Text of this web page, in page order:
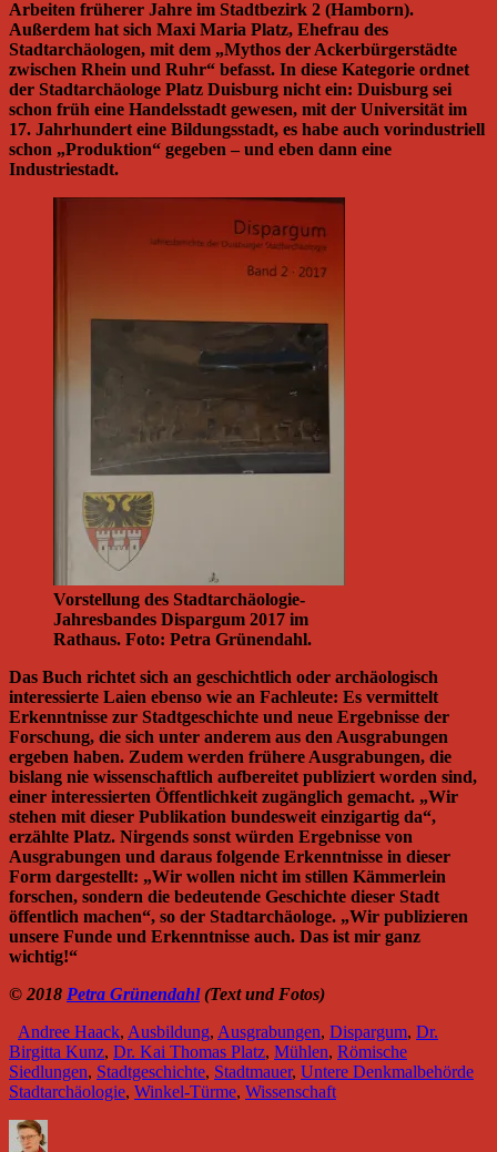
Arbeiten früherer Jahre im Stadtbezirk 2 (Hamborn).
Außerdem hat sich Maxi Maria Platz, Ehefrau des
Stadtarchäologen, mit dem „Mythos der Ackerbürgerstädte
zwischen Rhein und Ruhr“ befasst. In diese Kategorie ordnet
der Stadtarchäologe Platz Duisburg nicht ein: Duisburg sei
schon früh eine Handelsstadt gewesen, mit der Universität im
17. Jahrhundert eine Bildungsstadt, es habe auch vorindustriell
schon „Produktion“ gegeben – und eben dann eine
Industriestadt.
Vorstellung des Stadtarchäologie-
Jahresbandes Dispargum 2017 im
Rathaus. Foto: Petra Grünendahl.
Das Buch richtet sich an geschichtlich oder archäologisch
interessierte Laien ebenso wie an Fachleute: Es vermittelt
Erkenntnisse zur Stadtgeschichte und neue Ergebnisse der
Forschung, die sich unter anderem aus den Ausgrabungen
ergeben haben. Zudem werden frühere Ausgrabungen, die
bislang nie wissenschaftlich aufbereitet publiziert worden sind,
einer interessierten Öffentlichkeit zugänglich gemacht. „Wir
stehen mit dieser Publikation bundesweit einzigartig da“,
erzählte Platz. Nirgends sonst würden Ergebnisse von
Ausgrabungen und daraus folgende Erkenntnisse in dieser
Form dargestellt: „Wir wollen nicht im stillen Kämmerlein
forschen, sondern die bedeutende Geschichte dieser Stadt
öffentlich machen“, so der Stadtarchäologe. „Wir publizieren
unsere Funde und Erkenntnisse auch. Das ist mir ganz
wichtig!“
© 2018 Petra Grünendahl(Text und Fotos)
Andree Haack, Ausbildung, Ausgrabungen, Dispargum, Dr.
Birgitta Kunz, Dr. Kai Thomas Platz, Mühlen, Römische
Siedlungen, Stadtgeschichte, Stadtmauer, Untere Denkmalbehörde
Stadtarchäologie, Winkel-Türme, Wissenschaft